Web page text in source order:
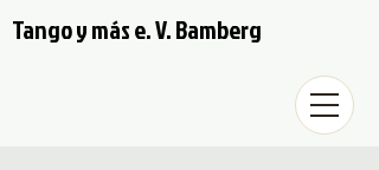
Tango y más e. V. Bamberg